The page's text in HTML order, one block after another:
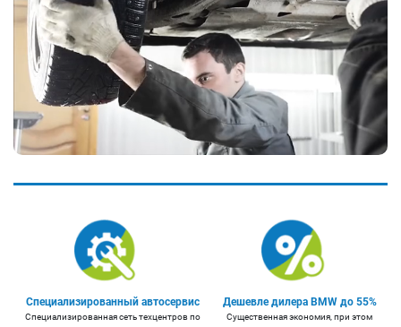
Специализированный автосервис
Специализированная сеть техцентров по
Дешевле дилера BMW до 55%
Существенная экономия, при этом